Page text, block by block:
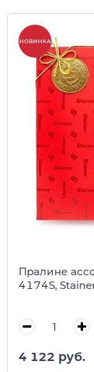
НОВИНКА
Пралине
4174S,
4 122 руб.